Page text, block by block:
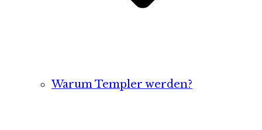
Warum Templer werden?